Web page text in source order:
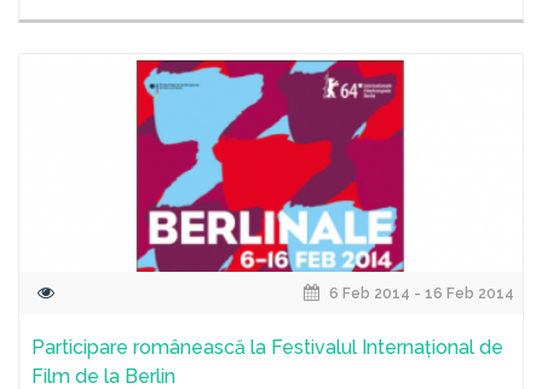
6 Feb 2014 - 16 Feb 2014
Participare românească la Festivalul Internațional de
Film de la Berlin